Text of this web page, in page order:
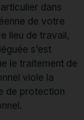
dans
de votre
lieu de travail,
s’est
le traitement de
viole la
de protection